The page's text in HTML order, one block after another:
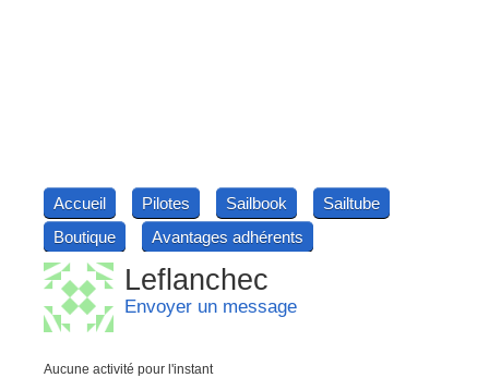
Accueil Pilotes Sailbook
Sailtube
Boutique
Avantages adhérents
Leflanchec
Envoyer un message
Aucune activité pour l'instant